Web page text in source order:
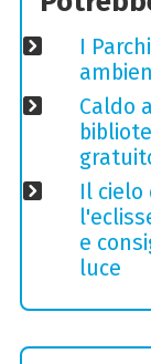
I
Caldo
Il cielo
e
luce